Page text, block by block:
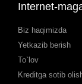
Internet-
Biz haqimizda
Yetkazib berish
To`lov
Kreditga sotib